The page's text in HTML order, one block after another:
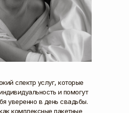
спектр услуг, которые
и помогут
уверенно в день свадьбы.
комплексные пакетные